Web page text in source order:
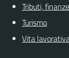
Tributi,
Turismo
Vita